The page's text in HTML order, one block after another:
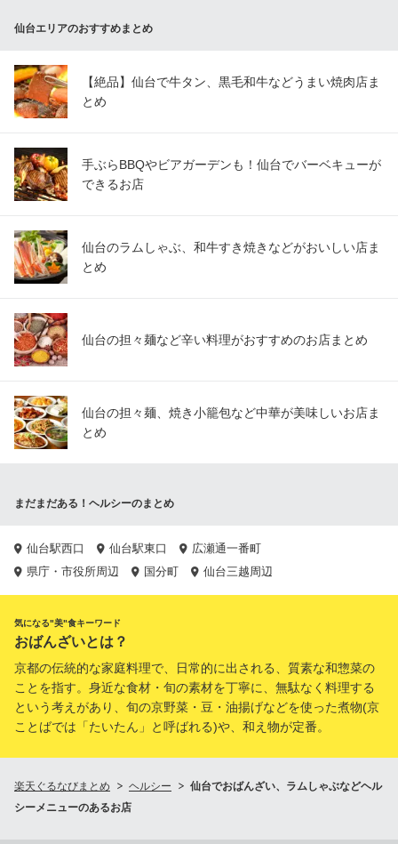
仙台エリアのおすすめまとめ
【絶品】仙台で牛タン、黒毛和牛などうまい焼肉店ま
とめ
手ぶらBBQやビアガーデンも！仙台でバーベキューが
できるお店
仙台のラムしゃぶ、和牛すき焼きなどがおいしい店ま
とめ
仙台の担々麺など辛い料理がおすすめのお店まとめ
仙台の担々麺、焼き小籠包など中華が美味しいお店ま
とめ
まだまだある！ヘルシーのまとめ
仙台駅西口 仙台駅東口
広瀬通一番町
県庁・市役所周辺
国分町 仙台三越周辺
気になる"美"食キーワード
おばんざいとは？
京都の伝統的な家庭料理で、日常的に出される、質素な和惣菜の
ことを指す。身近な食材・旬の素材を丁寧に、無駄なく料理する
という考えがあり、旬の京野菜・豆・油揚げなどを使った煮物(京
ことばでは「たいたん」と呼ばれる)や、和え物が定番。
楽天ぐるなびまとめ ヘルシー
仙台でおばんざい、ラムしゃぶなどヘル
シーメニューのあるお店